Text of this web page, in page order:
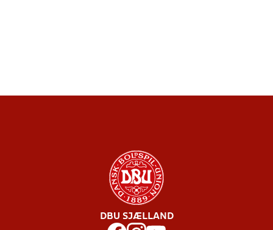
DBU SJÆLLAND